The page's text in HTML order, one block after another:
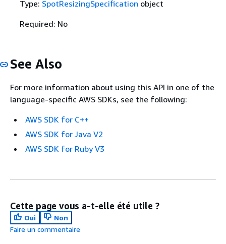
Type: SpotResizingSpecification object
Required: No
See Also
For more information about using this API in one of the
language-specific AWS SDKs, see the following:
AWS SDK for C++
AWS SDK for Java V2
AWS SDK for Ruby V3
Cette page vous a-t-elle été utile ?
Oui
Non
Faire un commentaire